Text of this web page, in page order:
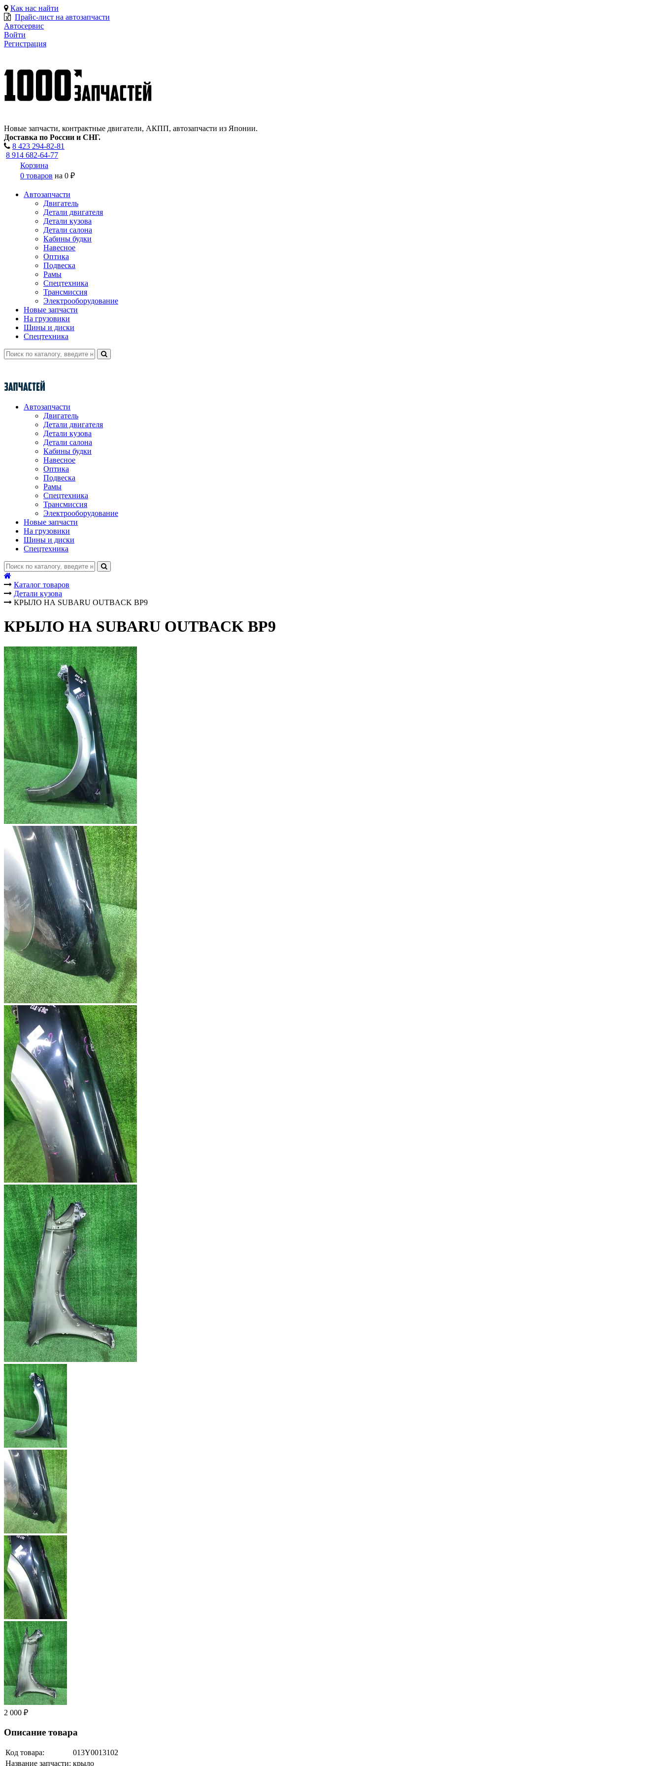
Как нас найти
Прайс-лист на автозапчасти
Автосервис
Войти
Регистрация
Новые запчасти, контрактные двигатели, АКПП, автозапчасти из Японии.
Доставка по России и СНГ.
8 423 294-82-81
8 914 682-64-77
Корзина
0 товаров на 0 ₽
Автозапчасти
Двигатель
Детали двигателя
Детали кузова
Детали салона
Кабины будки
Навесное
Оптика
Подвеска
Рамы
Спецтехника
Трансмиссия
Электрооборудование
Новые запчасти
На грузовики
Шины и диски
Спецтехника
Автозапчасти
Двигатель
Детали двигателя
Детали кузова
Детали салона
Кабины будки
Навесное
Оптика
Подвеска
Рамы
Спецтехника
Трансмиссия
Электрооборудование
Новые запчасти
На грузовики
Шины и диски
Спецтехника
Каталог товаров
Детали кузова
КРЫЛО НА SUBARU OUTBACK BP9
КРЫЛО НА SUBARU OUTBACK BP9
2 000 ₽
Описание товара
Код товара:
013Y0013102
Название запчасти: крыло